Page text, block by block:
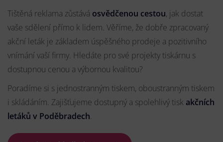
Tištěná reklama zůstává osvědčenou cestou, jak dostat
vaše sdělení přímo k lidem. Věříme, že dobře zpracovaný
akční leták je základem úspěšného prodeje a pozitivního
vnímání vaší firmy. Hledáte pro své projekty tiskárnu s
dostupnou cenou a výbornou kvalitou?
Poradíme si s jednostranným tiskem, oboustranným tiskem
i skládáním. Zajišťujeme dostupný a spolehlivý tisk akčních
letáků v Poděbradech.